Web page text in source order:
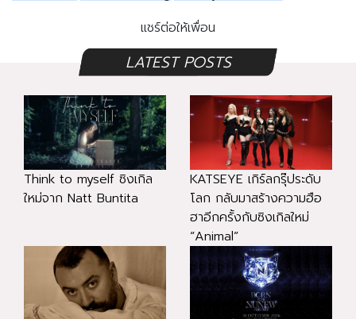
แชร์ต่อให้เพื่อน
LATEST POSTS
Think to myself ซิงเกิล
ใหม่จาก Natt Buntita
KATSEYE เกิร์ลกรุ๊ประดับ
โลก กลับมาสร้างความฮือ
ฮาอีกครั้งกับซิงเกิลใหม่
“Animal”